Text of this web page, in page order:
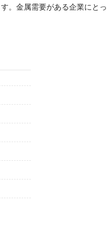
。金属需要がある企業にと